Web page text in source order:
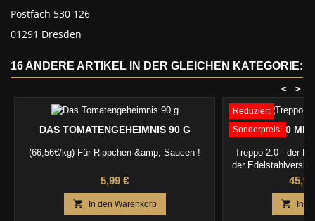
Postfach 530 126
01291 Dresden
16 ANDERE ARTIKEL IN DER GLEICHEN KATEGORIE:
>
<
DAS TOMATENGEHEIMNIS 90 G
(66,56€/kg) Für Rippchen &amp; Saucen !
Preis
5,99 €
 In den Warenkorb
Reduziert
Sonderpreis!
TREPPO 2.0
Treppo 2.0 - der
der
Preis
 In